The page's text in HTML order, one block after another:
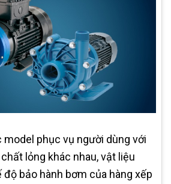
model phục vụ người dùng với
lỏng khác nhau, vật liệu
độ bảo hành bơm của hàng xếp